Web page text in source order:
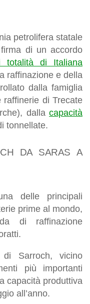
petrolifera statale
di un accordo
totalità di Italiana
raffinazione e della
dalla famiglia
raffinerie di Trecate
dalla capacità
tonnellate.
DA SARAS A
delle principali
prime al mondo,
di raffinazione
Sarroch, vicino
più importanti
capacità produttiva
all’anno.